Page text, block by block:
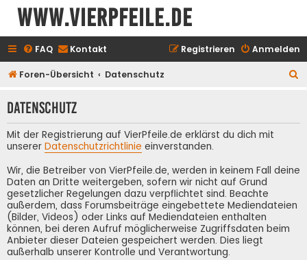
www.vierpfeile.de
FAQ Kontakt Anmelden
Registrieren
Foren-Übersicht Datenschutz
h
Datenschutz
Mit der Registrierung auf VierPfeile.de erklärst du dich mit
unserer Datenschutzrichtlinie einverstanden.
Wir, die Betreiber von VierPfeile.de, werden in keinem Fall deine
Daten an Dritte weitergeben, sofern wir nicht auf Grund
gesetzlicher Regelungen dazu verpflichtet sind. Beachte
außerdem, dass Forumsbeiträge eingebettete Mediendateien
(Bilder, Videos) oder Links auf Mediendateien enthalten
können, bei deren Aufruf möglicherweise Zugriffsdaten beim
Anbieter dieser Dateien gespeichert werden. Dies liegt
außerhalb unserer Kontrolle und Verantwortung.